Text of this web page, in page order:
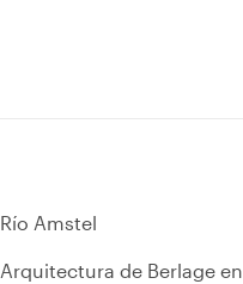
Río Amstel
Arquitectura de Berlage en